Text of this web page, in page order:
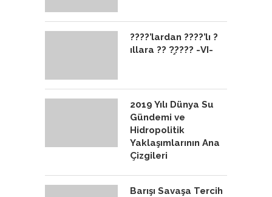
????’lardan ????’lı ?
ıllara ?? ?̧???? -VI-
2019 Yılı Dünya Su
Gündemi ve
Hidropolitik
Yaklaşımlarının Ana
Çizgileri
Barışı Savaşa Tercih